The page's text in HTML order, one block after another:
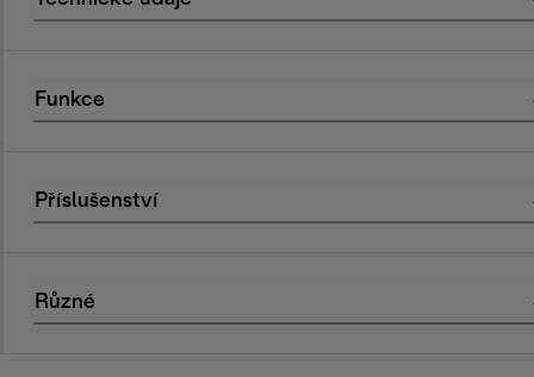
Funkce
Příslušenství
Různé